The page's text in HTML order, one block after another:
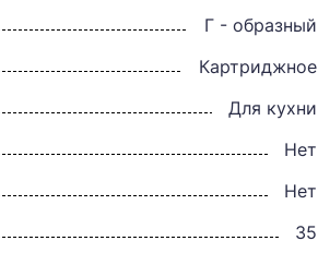
Г - образный
Картриджное
Для кухни
Нет
Нет
35